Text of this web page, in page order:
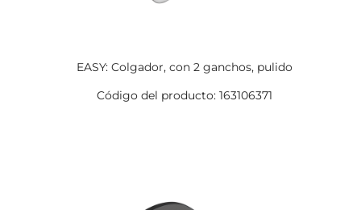
EASY: Colgador, con 2 ganchos, pulido
Código del producto: 163106371